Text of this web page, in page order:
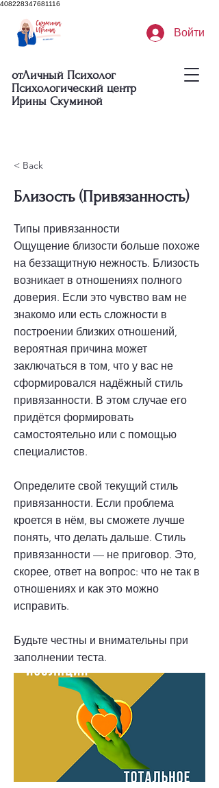
408228347681116
отЛичный Психолог
Психологический центр
Ирины Скуминой
Войти
< Back
Близость (Привязанность)
Типы привязанности
Ощущение близости больше похоже
на беззащитную нежность. Близость
возникает в отношениях полного
доверия. Если это чувство вам не
знакомо или есть сложности в
построении близких отношений,
вероятная причина может
заключаться в том, что у вас не
сформировался надёжный стиль
привязанности. В этом случае его
придётся формировать
самостоятельно или с помощью
специалистов.
Определите свой текущий стиль
привязанности. Если проблема
кроется в нём, вы сможете лучше
понять, что делать дальше. Стиль
привязанности — не приговор. Это,
скорее, ответ на вопрос: что не так в
отношениях и как это можно
исправить.
Будьте честны и внимательны при
заполнении теста.